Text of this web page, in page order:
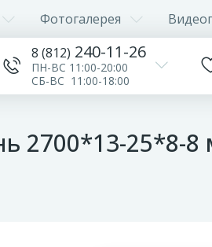
Фотогалерея
8 (812) 240-11-26
ПН-ВС 11:00-20:00
СБ-ВС 11:00-18:00
2700*13-25*8-8